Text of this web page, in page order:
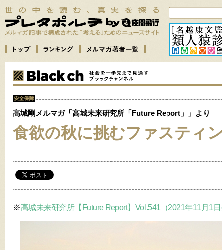
高城剛メルマガ「高城未来研究所「Future Report」」より
食欲の秋に挑むファスティ
※高城未来研究所【Future Report】Vol.541（2021年11月1